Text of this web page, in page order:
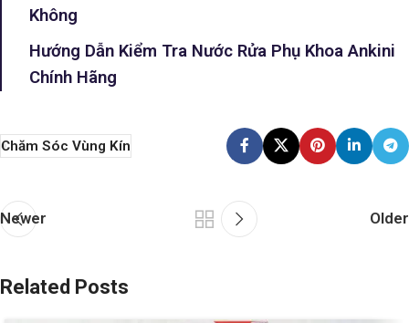
Không
Hướng Dẫn Kiểm Tra Nước Rửa Phụ Khoa Ankini
Chính Hãng
Chăm Sóc Vùng Kín
Newer Older
Related Posts